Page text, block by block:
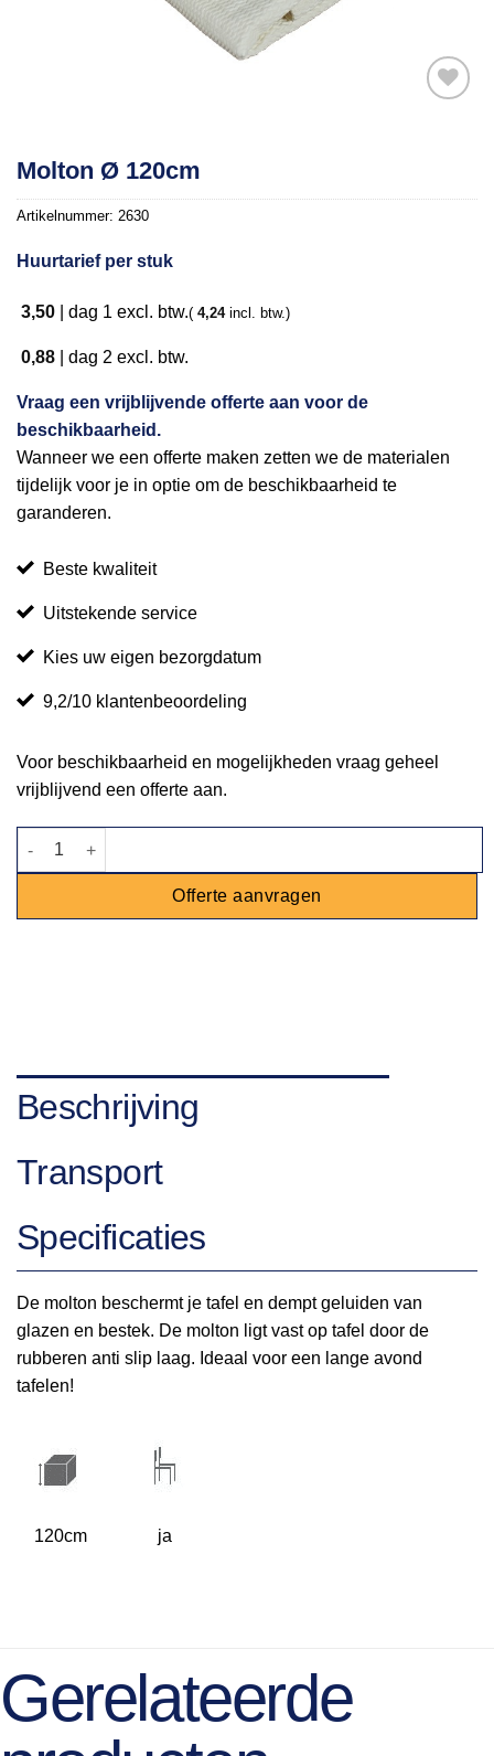
verlanglijst
Molton Ø 120cm
Artikelnummer: 2630
Huurtarief per stuk
3,50 dag 1 excl. btw.( 4,24incl. btw.)
0,88 dag 2 excl. btw.
Vraag een vrijblijvende offerte aan voor de
beschikbaarheid.
Wanneer we een offerte maken zetten we de materialen
tijdelijk voor je in optie om de beschikbaarheid te
garanderen.
Beste kwaliteit
Uitstekende service
Kies uw eigen bezorgdatum
9,2/10 klantenbeoordeling
Voor beschikbaarheid en mogelijkheden vraag geheel
vrijblijvend een offerte aan.
Molton Ø 120cm aantal
Offerte aanvragen
Beschrijving
Transport
Specificaties
De molton beschermt je tafel en dempt geluiden van
glazen en bestek. De molton ligt vast op tafel door de
rubberen anti slip laag. Ideaal voor een lange avond
tafelen!
120cm ja
Gerelateerde